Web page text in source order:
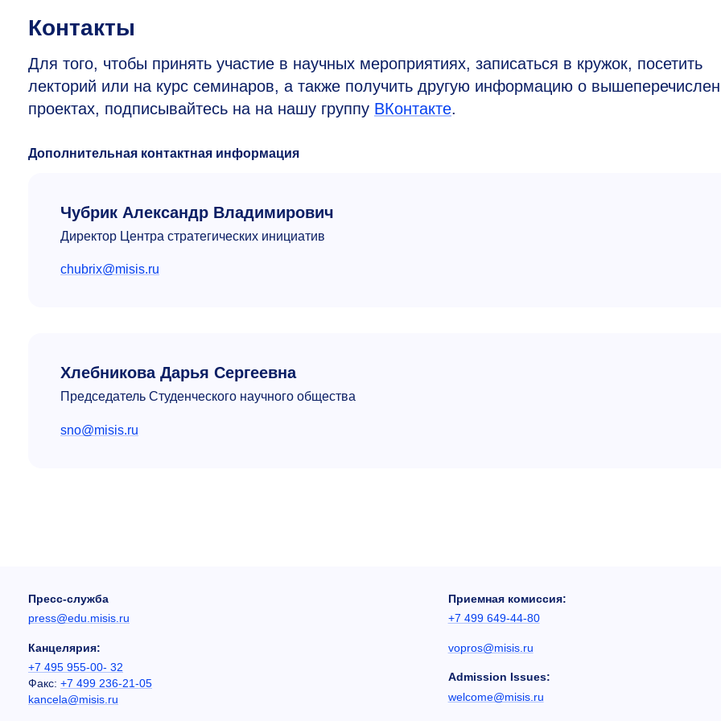
Контакты
Для того, чтобы принять участие в научных мероприятиях, записаться в кружок, посетить
лекторий или на курс семинаров, а также получить другую информацию о
проектах, подписывайтесь на на нашу группу ВКонтакте.
Дополнительная контактная информация
Чубрик Александр Владимирович
Директор Центра стратегических инициатив
chubrix@misis.ru
Хлебникова Дарья Сергеевна
Председатель Студенческого научного общества
sno@misis.ru
Пресс-служба
press@edu.misis.ru
Канцелярия:
+7 495 955-00- 32
Факс: +7 499 236-21-05
kancela@misis.ru
Приемная комиссия:
+7 499 649-44-80
vopros@misis.ru
Admission Issues:
welcome@misis.ru